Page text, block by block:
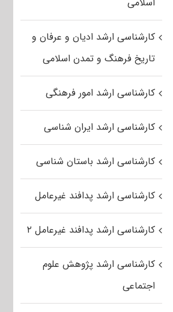
کارشناسی ارشد ادیان و عرفان و
تاریخ فرهنگ و تمدن اسلامی
کارشناسی ارشد امور فرهنگی
کارشناسی ارشد ایران شناسی
کارشناسی ارشد باستان شناسی
کارشناسی ارشد پدافند غیرعامل
کارشناسی ارشد پدافند غیرعامل ۲
کارشناسی ارشد پژوهش علوم
اجتماعی